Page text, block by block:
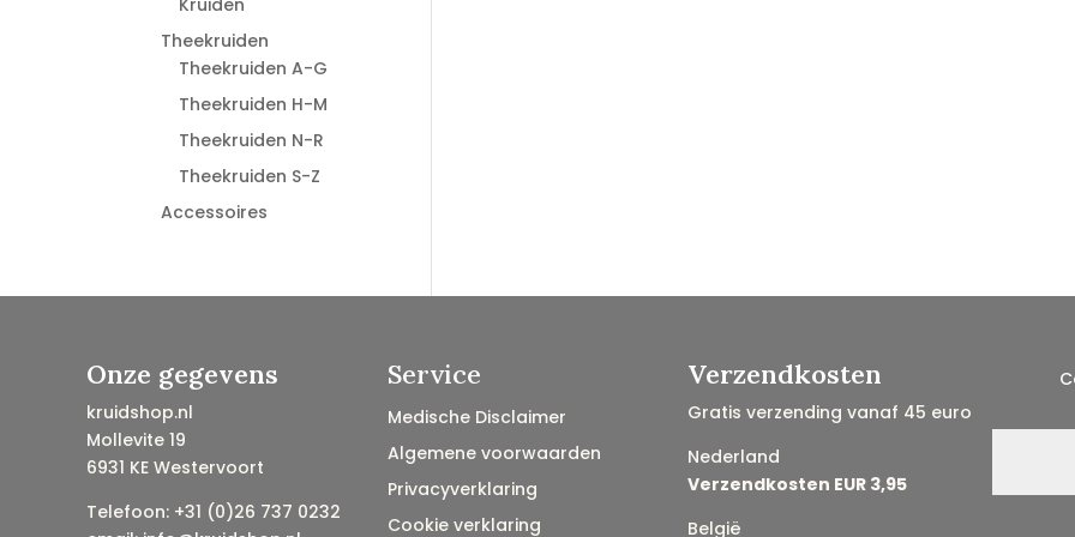
Kruiden
Theekruiden
Theekruiden A-G
Theekruiden H-M
Theekruiden N-R
Theekruiden S-Z
Accessoires
Onze gegevens
kruidshop.nl
Mollevite 19
6931 KE Westervoort
Telefoon: +31 (0)26 737 0232
Service
Medische Disclaimer
Algemene voorwaarden
Privacyverklaring
Cookie verklaring
Verzendkosten
Gratis verzending vanaf 45 euro
Nederland
Verzendkosten EUR 3,95
België